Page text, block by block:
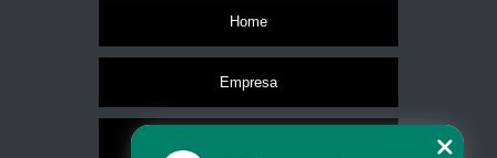
Home
Empresa